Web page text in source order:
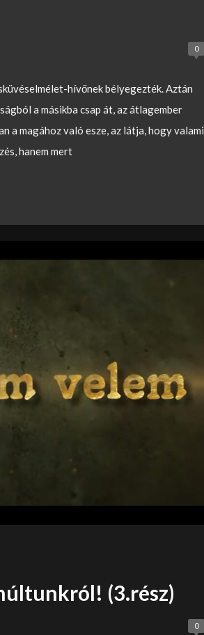
0
hívőnek bélyegezték. Aztán
a másikba csap át, az átlagember
a magához való esze, az látja, hogy valami
hanem mert
(3.rész)
0